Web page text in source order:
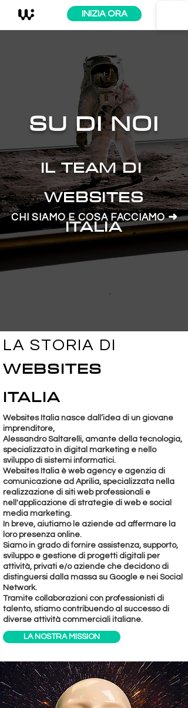
INIZIA ORA
SU DI NOI
IL TEAM DI
WEBSITES
ITALIA
CHI SIAMO E COSA FACCIAMO➜
LA STORIA DI
WEBSITES
ITALIA
Websites Italia nasce dall’idea di un giovane
imprenditore,
Alessandro Saltarelli, amante della tecnologia,
specializzato in digital marketing e nello
sviluppo di sistemi informatici.
Websites Italia è web agency e agenzia di
comunicazione ad Aprilia, specializzata nella
realizzazione di siti web professionali e
nell'applicazione di strategie di web e social
media marketing.
In breve, aiutiamo le aziende ad affermare la
loro presenza online.
Siamo in grado di fornire assistenza, supporto,
sviluppo e gestione di progetti digitali per
attività, privati e/o aziende che decidono di
distinguersi dalla massa su Google e nei Social
Network.
Tramite collaborazioni con professionisti di
talento, stiamo contribuendo al successo di
diverse attività commerciali italiane.
LA NOSTRA MISSION